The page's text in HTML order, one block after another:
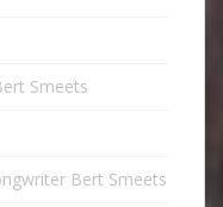
Smeets
Bert Smeets